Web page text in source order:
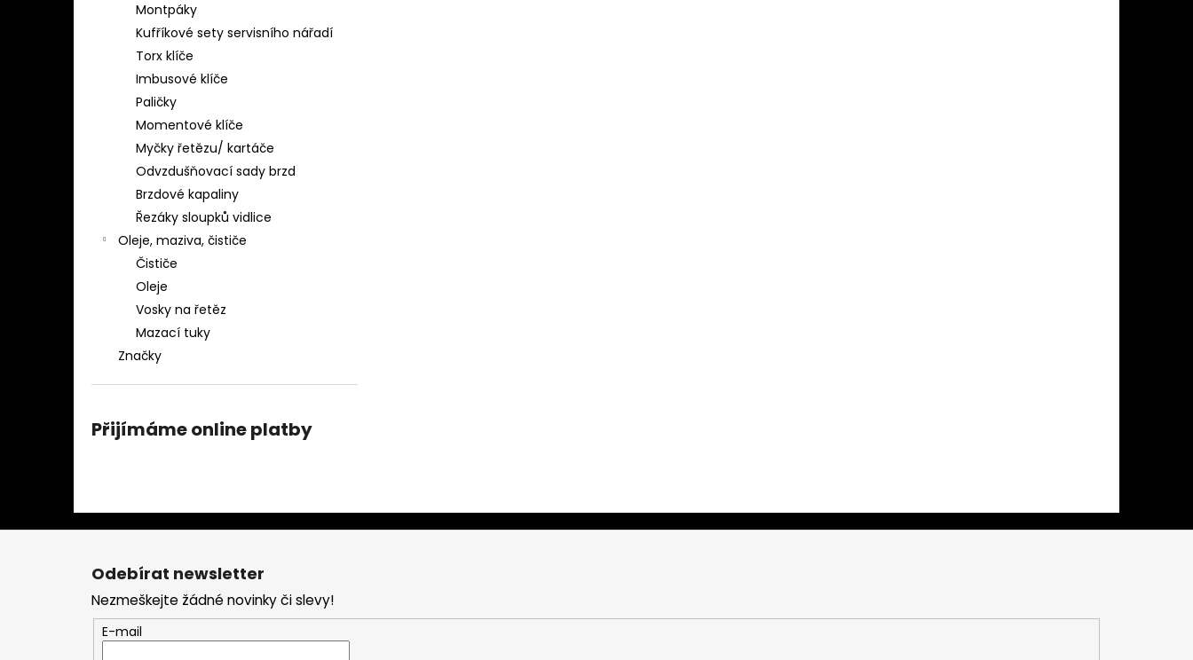
Montpáky
Kufříkové sety servisního nářadí
Torx klíče
Imbusové klíče
Paličky
Momentové klíče
Myčky řetězu/ kartáče
Odvzdušňovací sady brzd
Brzdové kapaliny
Řezáky sloupků vidlice
Oleje, maziva, čističe
Čističe
Oleje
Vosky na řetěz
Mazací tuky
Značky
Přijímáme online platby
Z
Odebírat newsletter
Nezmeškejte žádné novinky či slevy!
E-mail